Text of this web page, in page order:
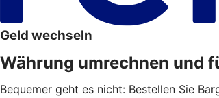
Geld wechseln
Währung umrechnen und
Bequemer geht es nicht: Bestellen Sie